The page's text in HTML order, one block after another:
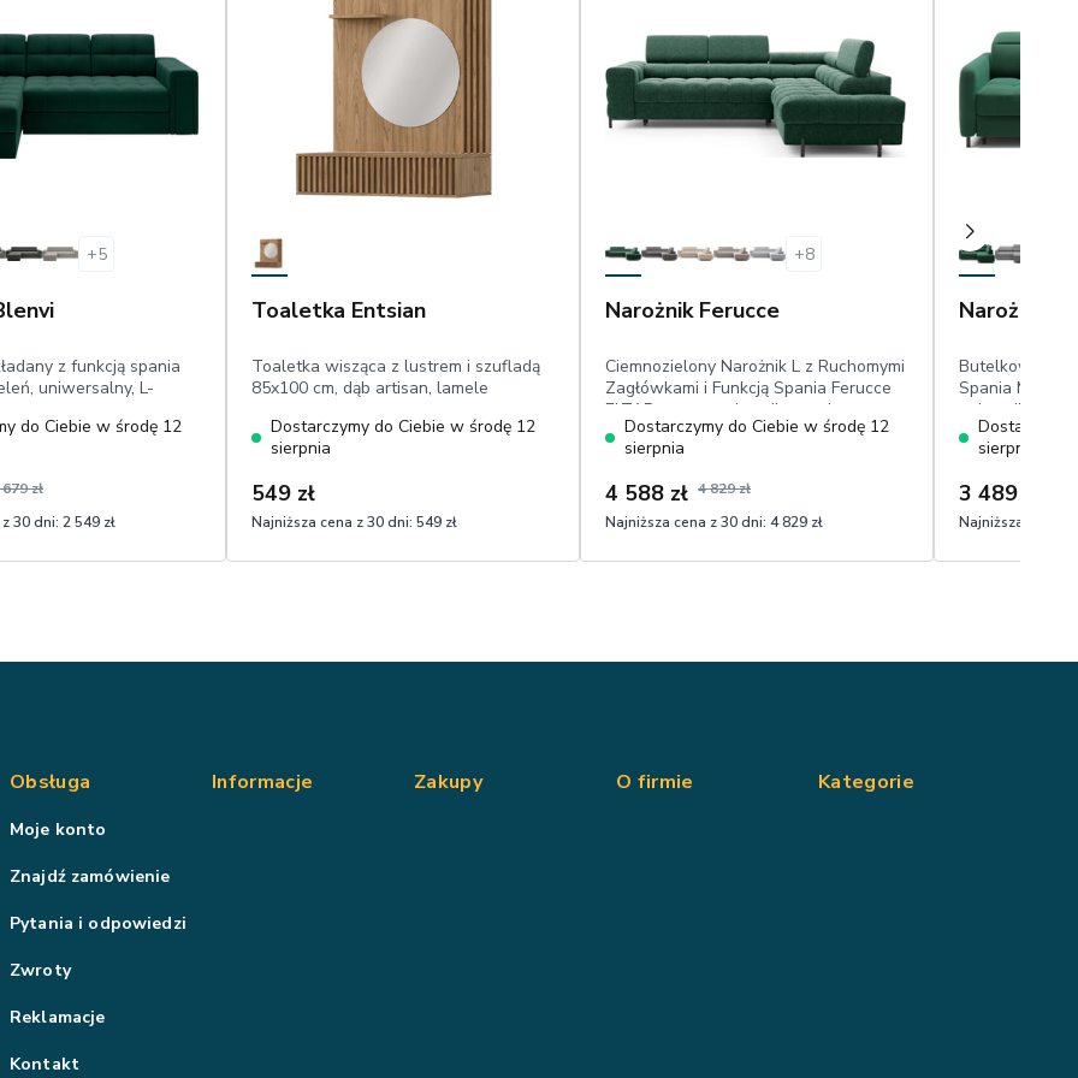
+5
z funkcją spania
uniwersalny, L-
do Ciebie w środę 12
zł
30 dni: 2 549 zł
Toaletka Entsian
Toaletka wisząca z lustrem i szufladą
85x100 cm, dąb artisan, lamele
Dostarczymy do Ciebie w środę 12
sierpnia
549 zł
Najniższa cena z 30 dni: 549 zł
+8
Narożnik Ferucce
Ciemnozielony Narożnik L z Ruchomymi
Zagłówkami i Funkcją Spania Ferucce
ELTAP, prawy, pojemnik, wymiar
posłania: 123x193 cm, welur przyjemny
w dotyku
Dostarczymy do Ciebie w środę 12
sierpnia
4 588 zł 4 829 zł
Najniższa cena z 30 dni: 4 829 zł
Narożnik
Spania Mały
pojemnik,
powierzchnia
przyjemny w
sierpnia
3 489 zł
Najniższa cena z
Obsługa
Moje konto
Znajdź zamówienie
Pytania i odpowiedzi
Zwroty
Reklamacje
Kontakt
Informacje Zakupy O firmie Kategorie